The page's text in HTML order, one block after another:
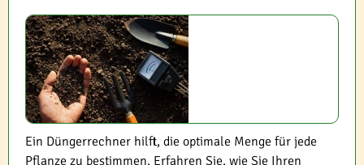
Ein Düngerrechner hilft, die optimale Menge für jede
Pflanze zu bestimmen. Erfahren Sie, wie Sie Ihren